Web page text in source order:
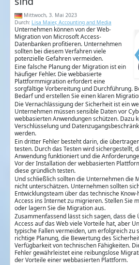
Mittwoch, 3. Mai 2023
Durch: Lisa Maier, Accounting and Media
Unternehmen können von der Web-
Migration von Microsoft Access-
Datenbanken profitieren. Unternehmen
sollten bei diesem Verfahren viele
potenzielle Gefahren vermeiden.
Eine falsche Planung der Migration ist ein
häufiger Fehler. Die webbasierte
Plattformmigration erfordert eine
sorgfältige Vorbereitung und Durchführung.
Bedarf und erstellen Sie einen klaren
Die Vernachlässigung der Sicherheit ist ein
Unternehmen müssen sensible Daten vor
webbasierten Anwendungen schützen. Dazu
Verschlüsselung und
werden.
Ein dritter Fehler besteht darin, die
testen. Durch das Testen wird sichergestellt,
Anwendung funktioniert und die
Vor der Installation der webbasierten
diese gründlich testen.
Und schließlich sollten die Unternehmen die
nicht unterschätzen. Unternehmen sollten
Entwicklungsteam über das technische
Access ins Internet zu migrieren. Stellen Sie
oder lagern Sie die Migration aus.
Zusammenfassend lässt sich sagen, dass die
Access auf das Web viele Vorteile hat, aber
typische Fallen vermeiden, um erfolgreich zu
richtige Planung, die Bewertung des
Verfügbarkeit von technischen Fähigkeiten.
Fehler gewährleistet eine reibungslose
der Vorteile einer webbasierten Plattform.